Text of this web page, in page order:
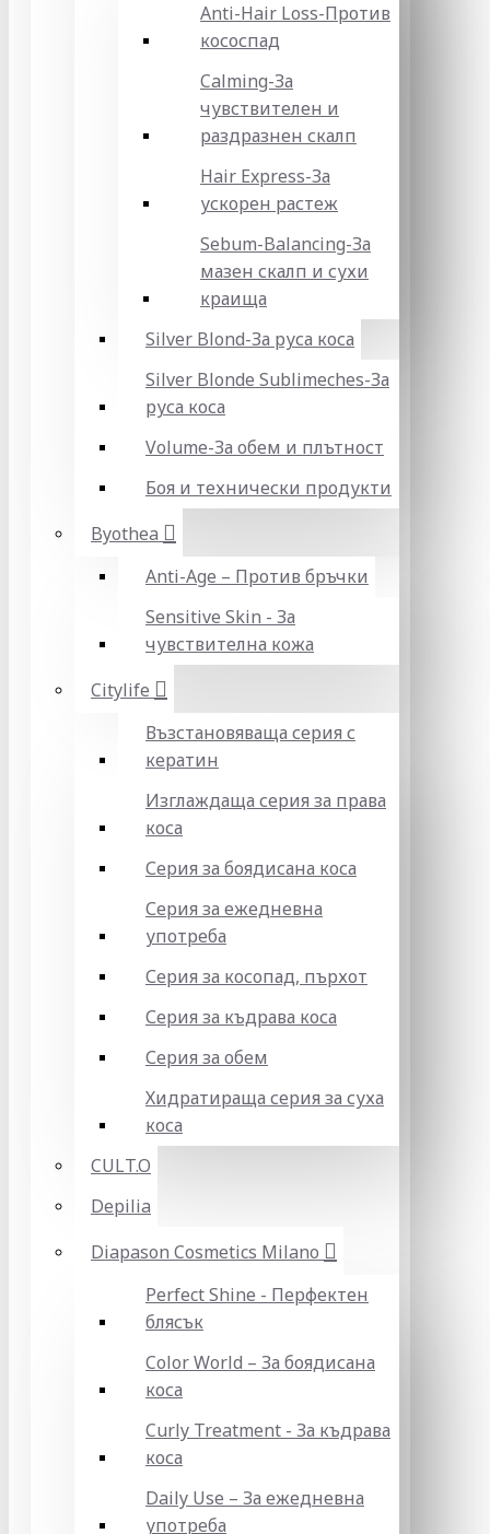
Anti-Hair Loss-Против
кососпад
Calming-За
чувствителен и
раздразнен скалп
Hair Express-За
ускорен растеж
Sebum-Balancing-За
мазен скалп и сухи
краища
Silver Blond-За руса коса
Silver Blonde Sublіmeches-За
руса коса
Volume-За обем и плътност
Боя и технически продукти
Byothea
Anti-Age – Против бръчки
Sensitive Skin - За
чувствителна кожа
Citylife
Възстановяваща серия с
кератин
Изглаждаща серия за права
коса
Серия за боядисана коса
Серия за ежедневна
употреба
Серия за косопад, пърхот
Серия за къдрава коса
Серия за обем
Хидратираща серия за суха
коса
CULT.O
Depilia
Diapason Cosmetics Milano
Perfect Shine - Перфектен
блясък
Color World – За боядисана
коса
Curly Treatment - За къдрава
коса
Daily Use – За ежедневна
употреба